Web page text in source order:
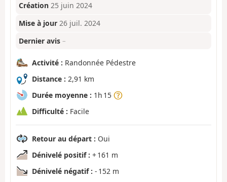
Création 25 juin 2024
Mise à jour 26 juil. 2024
Dernier avis –
Activité : Randonnée Pédestre
Distance : 2,91 km
Durée moyenne : 1h 15
Difficulté : Facile
Retour au départ : Oui
Dénivelé positif : + 161 m
Dénivelé négatif : - 152 m